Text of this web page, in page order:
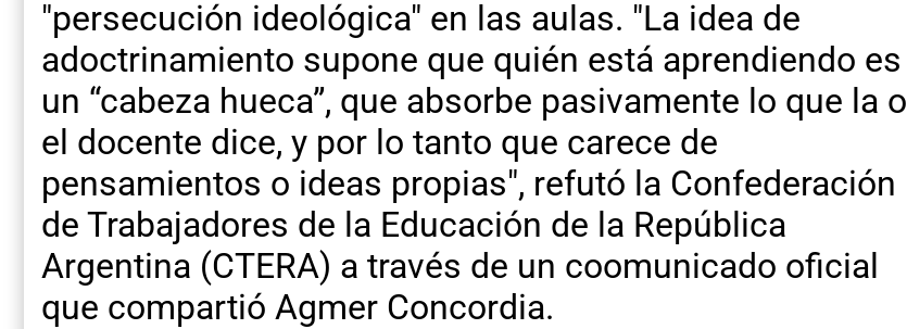
"persecución ideológica" en las aulas. "La idea de
adoctrinamiento supone que quién está aprendiendo es
un “cabeza hueca”, que absorbe pasivamente lo que la o
el docente dice, y por lo tanto que carece de
pensamientos o ideas propias", refutó la Confederación
de Trabajadores de la Educación de la República
Argentina (CTERA) a través de un coomunicado oficial
que compartió Agmer Concordia.